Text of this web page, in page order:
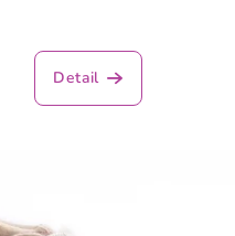
Detail